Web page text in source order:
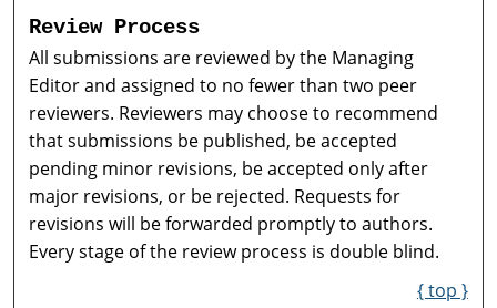
Review Process
All submissions are reviewed by the Managing
Editor and assigned to no fewer than two peer
reviewers. Reviewers may choose to recommend
that submissions be published, be accepted
pending minor revisions, be accepted only after
major revisions, or be rejected. Requests for
revisions will be forwarded promptly to authors.
Every stage of the review process is double blind.
{ top }